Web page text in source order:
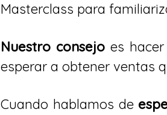
Masterclass para
Nuestro consejo es
esperar a obtener ventas
Cuando hablamos de